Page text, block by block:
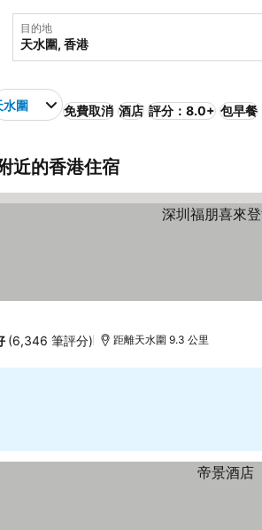
目的地
水圍 免費取消 酒店 評分：8.0+ 包早餐
近的香港住宿
(6,346 筆評分) 距離天水圍 9.3 公里